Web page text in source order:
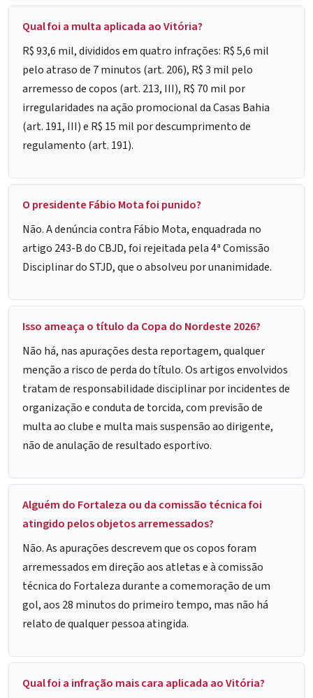
Qual foi a multa aplicada ao Vitória?
R$ 93,6 mil, divididos em quatro infrações: R$ 5,6 mil
pelo atraso de 7 minutos (art. 206), R$ 3 mil pelo
arremesso de copos (art. 213, III), R$ 70 mil por
irregularidades na ação promocional da Casas Bahia
(art. 191, III) e R$ 15 mil por descumprimento de
regulamento (art. 191).
O presidente Fábio Mota foi punido?
Não. A denúncia contra Fábio Mota, enquadrada no
artigo 243-B do CBJD, foi rejeitada pela 4ª Comissão
Disciplinar do STJD, que o absolveu por unanimidade.
Isso ameaça o título da Copa do Nordeste 2026?
Não há, nas apurações desta reportagem, qualquer
menção a risco de perda do título. Os artigos envolvidos
tratam de responsabilidade disciplinar por incidentes de
organização e conduta de torcida, com previsão de
multa ao clube e multa mais suspensão ao dirigente,
não de anulação de resultado esportivo.
Alguém do Fortaleza ou da comissão técnica foi
atingido pelos objetos arremessados?
Não. As apurações descrevem que os copos foram
arremessados em direção aos atletas e à comissão
técnica do Fortaleza durante a comemoração de um
gol, aos 28 minutos do primeiro tempo, mas não há
relato de qualquer pessoa atingida.
Qual foi a infração mais cara aplicada ao Vitória?